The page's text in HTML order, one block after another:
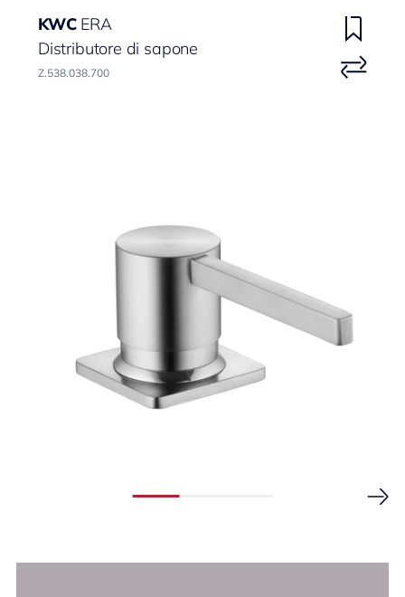
KWC ERA
Distributore di sapone
Z.538.038.700